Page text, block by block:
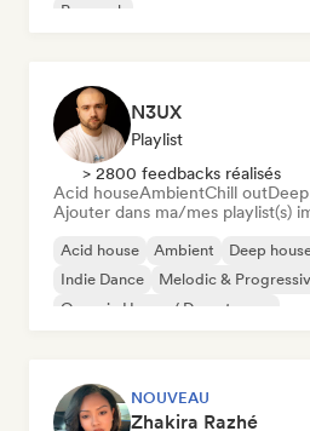
Pop rock
N3UX
Playlist
> 2800 feedbacks réalisés
Acid houseAmbientChill out
Ajouter dans ma/mes playlist(s)
Acid house Ambient Deep
Indie Dance
Melodic &
Organic House / Downtempo
NOUVEAU
Zhakira Razhé